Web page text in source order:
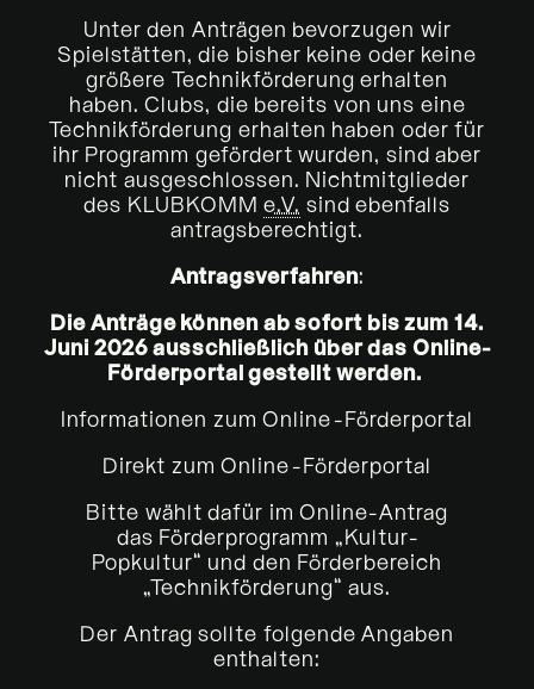
Unter den Anträgen bevorzugen wir
Spielstätten, die bisher keine oder keine
größere Technikförderung erhalten
haben. Clubs, die bereits von uns eine
Technikförderung erhalten haben oder für
ihr Programm gefördert wurden, sind aber
nicht ausgeschlossen. Nichtmitglieder
des KLUBKOMM e.V. sind ebenfalls
antragsberechtigt.
Antragsverfahren:
Die Anträge können ab sofort bis zum 14.
Juni 2026 ausschließlich über das Online-
Förderportal gestellt werden.
Informationen zum Online-Förderportal
Direkt zum Online-Förderportal
Bitte wählt dafür im Online-Antrag
das Förderprogramm „Kultur-
Popkultur“ und den Förderbereich
„Technikförderung“ aus.
Der Antrag sollte folgende Angaben
enthalten: